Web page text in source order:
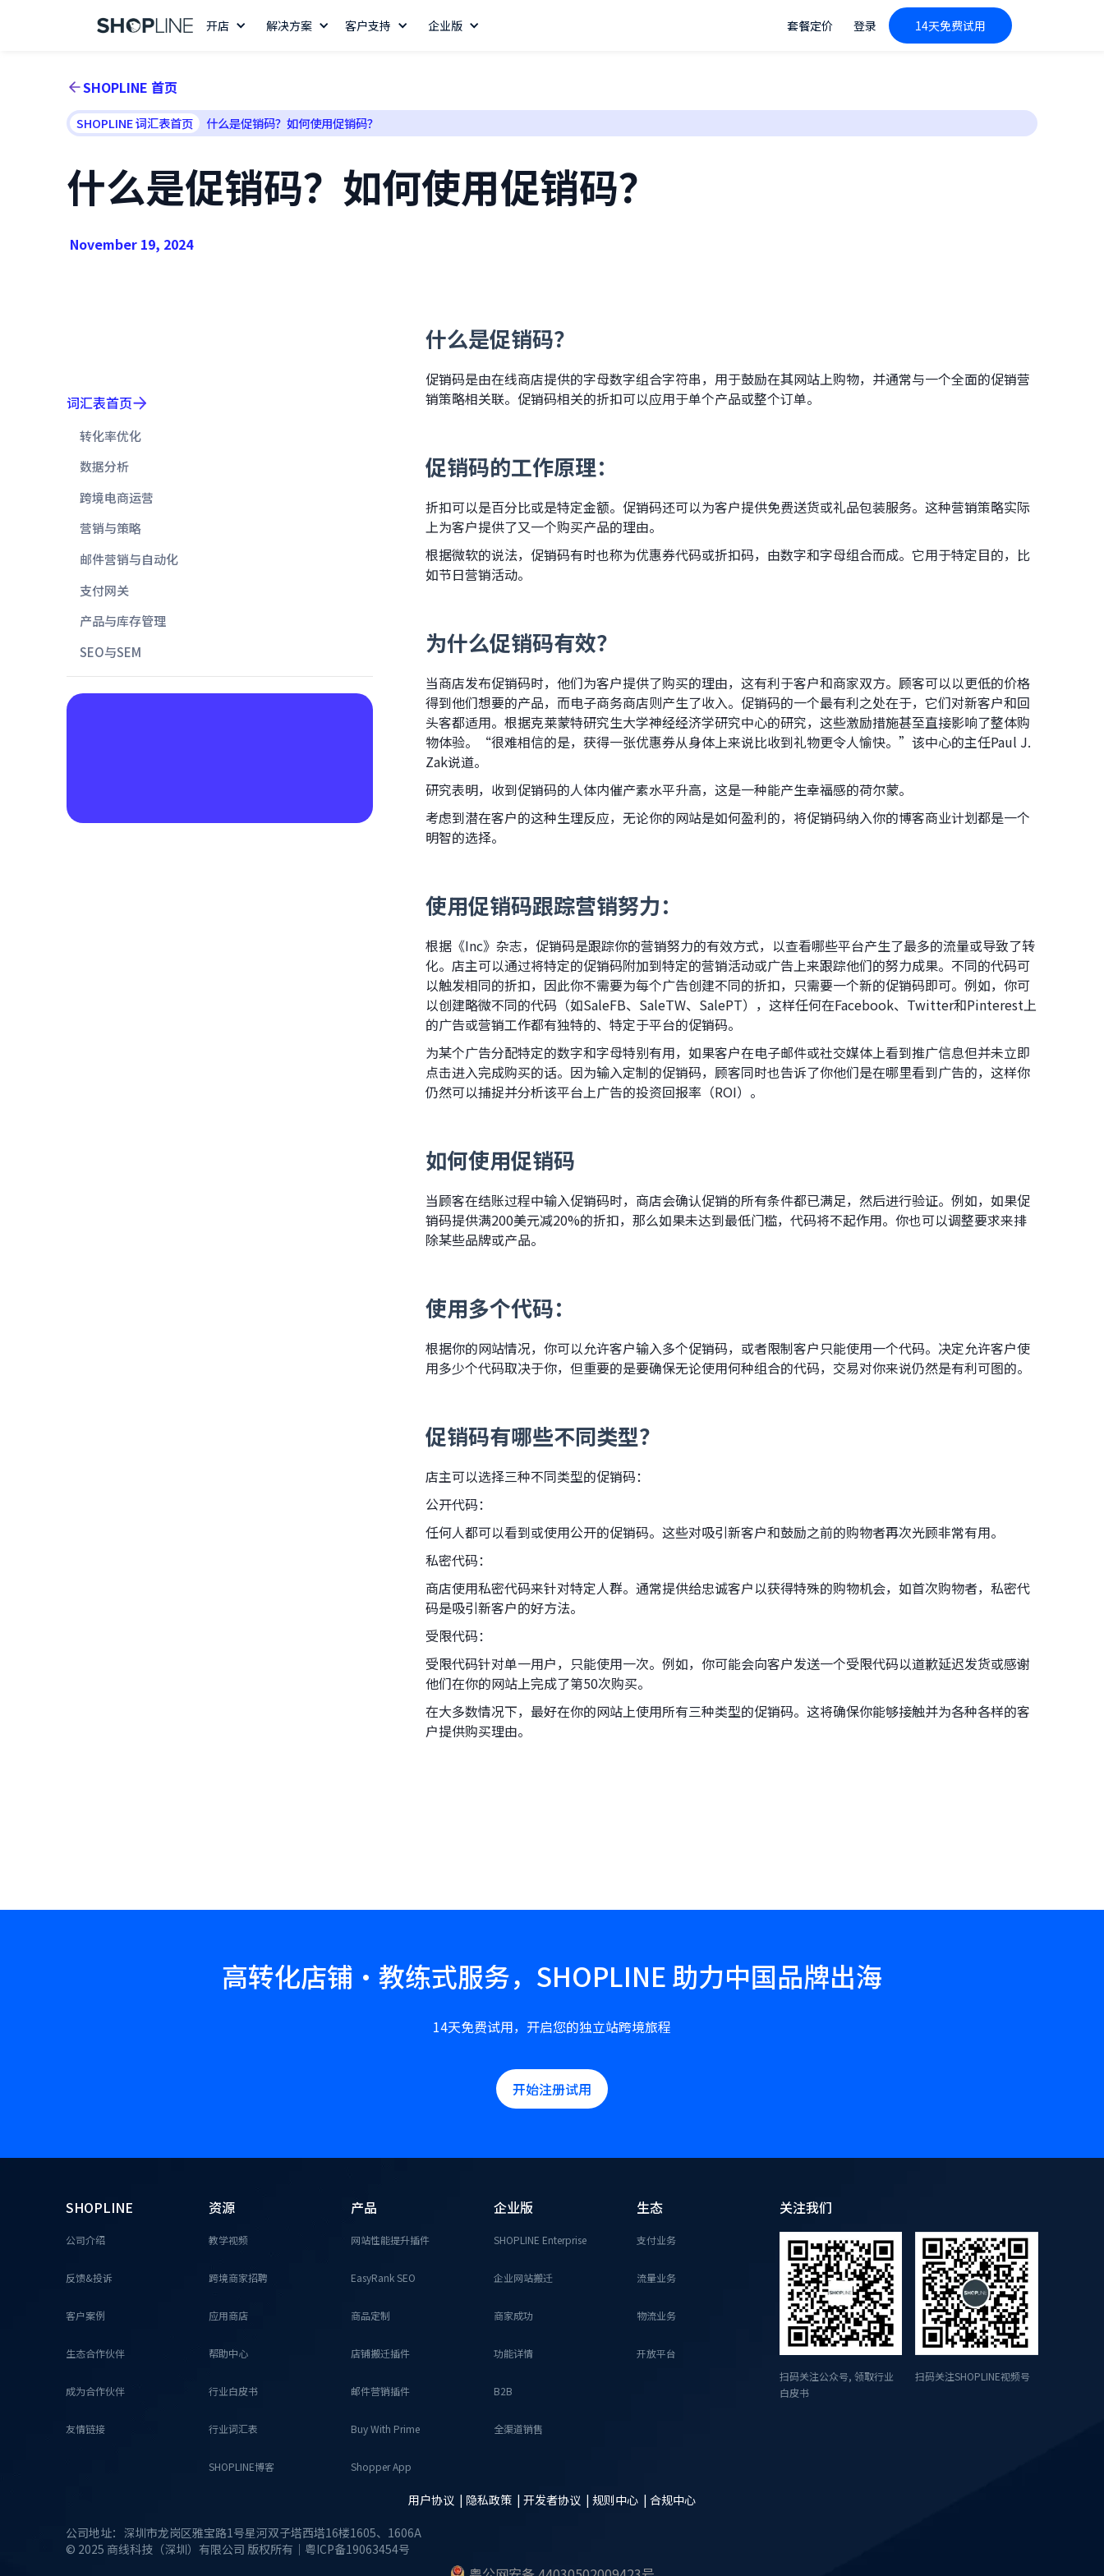
开店 解决方案 客户支持 企业版 套餐定价 登录 14天免费试用
SHOPLINE 首页
SHOPLINE 词汇表首页 什么是促销码？如何使用促销码？
什么是促销码？如何使用促销码？
November 19, 2024
词汇表首页
转化率优化
数据分析
跨境电商运营
营销与策略
邮件营销与自动化
支付网关
产品与库存管理
SEO与SEM
什么是促销码？
促销码是由在线商店提供的字母数字组合字符串，用于鼓励在其网站上购物，并通常与一个全面的促销营
销策略相关联。促销码相关的折扣可以应用于单个产品或整个订单。
促销码的工作原理：
折扣可以是百分比或是特定金额。促销码还可以为客户提供免费送货或礼品包装服务。这种营销策略实际
上为客户提供了又一个购买产品的理由。
根据微软的说法，促销码有时也称为优惠券代码或折扣码，由数字和字母组合而成。它用于特定目的，比
如节日营销活动。
为什么促销码有效？
当商店发布促销码时，他们为客户提供了购买的理由，这有利于客户和商家双方。顾客可以以更低的价格
得到他们想要的产品，而电子商务商店则产生了收入。促销码的一个最有利之处在于，它们对新客户和回
头客都适用。根据克莱蒙特研究生大学神经经济学研究中心的研究，这些激励措施甚至直接影响了整体购
物体验。“很难相信的是，获得一张优惠券从身体上来说比收到礼物更令人愉快。”该中心的主任Paul J.
Zak说道。
研究表明，收到促销码的人体内催产素水平升高，这是一种能产生幸福感的荷尔蒙。
考虑到潜在客户的这种生理反应，无论你的网站是如何盈利的，将促销码纳入你的博客商业计划都是一个
明智的选择。
使用促销码跟踪营销努力：
根据《Inc》杂志，促销码是跟踪你的营销努力的有效方式，以查看哪些平台产生了最多的流量或导致了转
化。店主可以通过将特定的促销码附加到特定的营销活动或广告上来跟踪他们的努力成果。不同的代码可
以触发相同的折扣，因此你不需要为每个广告创建不同的折扣，只需要一个新的促销码即可。例如，你可
以创建略微不同的代码（如SaleFB、SaleTW、SalePT），这样任何在Facebook、Twitter和Pinterest上
的广告或营销工作都有独特的、特定于平台的促销码。
为某个广告分配特定的数字和字母特别有用，如果客户在电子邮件或社交媒体上看到推广信息但并未立即
点击进入完成购买的话。因为输入定制的促销码，顾客同时也告诉了你他们是在哪里看到广告的，这样你
仍然可以捕捉并分析该平台上广告的投资回报率（ROI）。
如何使用促销码
当顾客在结账过程中输入促销码时，商店会确认促销的所有条件都已满足，然后进行验证。例如，如果促
销码提供满200美元减20%的折扣，那么如果未达到最低门槛，代码将不起作用。你也可以调整要求来排
除某些品牌或产品。
使用多个代码：
根据你的网站情况，你可以允许客户输入多个促销码，或者限制客户只能使用一个代码。决定允许客户使
用多少个代码取决于你，但重要的是要确保无论使用何种组合的代码，交易对你来说仍然是有利可图的。
促销码有哪些不同类型？
店主可以选择三种不同类型的促销码：
公开代码：
任何人都可以看到或使用公开的促销码。这些对吸引新客户和鼓励之前的购物者再次光顾非常有用。
私密代码：
商店使用私密代码来针对特定人群。通常提供给忠诚客户以获得特殊的购物机会，如首次购物者，私密代
码是吸引新客户的好方法。
受限代码：
受限代码针对单一用户，只能使用一次。例如，你可能会向客户发送一个受限代码以道歉延迟发货或感谢
他们在你的网站上完成了第50次购买。
在大多数情况下，最好在你的网站上使用所有三种类型的促销码。这将确保你能够接触并为各种各样的客
户提供购买理由。
高转化店铺·教练式服务，SHOPLINE 助力中国品牌出海
14天免费试用，开启您的独立站跨境旅程
开始注册试用
SHOPLINE
公司介绍
反馈&投诉
客户案例
生态合作伙伴
成为合作伙伴
友情链接
资源
教学视频
跨境商家招聘
应用商店
帮助中心
行业白皮书
行业词汇表
SHOPLINE博客
产品
网站性能提升插件
EasyRank SEO
商品定制
店铺搬迁插件
邮件营销插件
Buy With Prime
Shopper App
企业版
SHOPLINE Enterprise
企业网站搬迁
商家成功
功能详情
B2B
全渠道销售
生态
支付业务
流量业务
物流业务
开放平台
关注我们
扫码关注公众号, 领取行业
白皮书
扫码关注SHOPLINE视频号
用户协议 | 隐私政策 | 开发者协议 | 规则中心 | 合规中心
公司地址：深圳市龙岗区雅宝路1号星河双子塔西塔16楼1605、1606A
© 2025 商线科技（深圳）有限公司 版权所有｜粤ICP备19063454号